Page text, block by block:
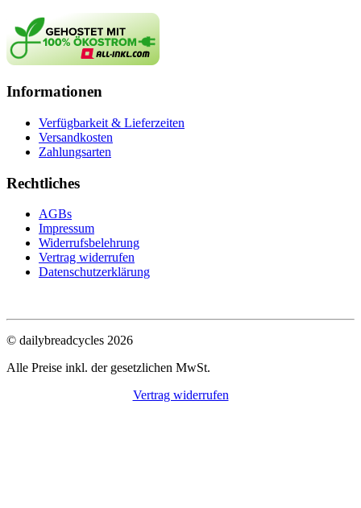
Informationen
Verfügbarkeit & Lieferzeiten
Versandkosten
Zahlungsarten
Rechtliches
AGBs
Impressum
Widerrufsbelehrung
Vertrag widerrufen
Datenschutzerklärung
© dailybreadcycles 2026
Alle Preise inkl. der gesetzlichen MwSt.
Vertrag widerrufen